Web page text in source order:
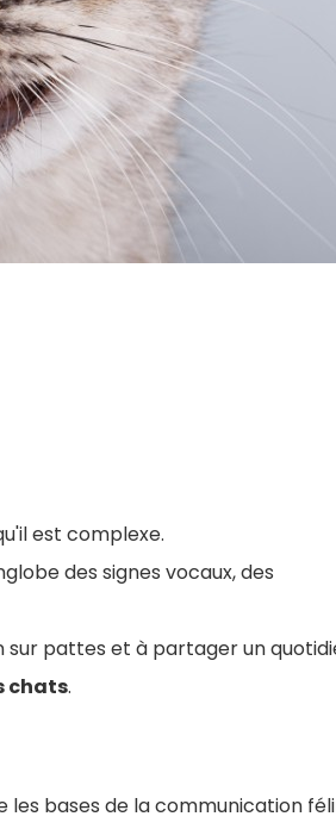
est complexe.
des signes vocaux, des
pattes et à partager un
chats.
bases de la communication